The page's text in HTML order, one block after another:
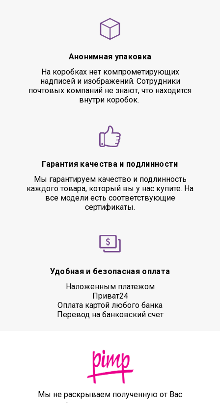
Анонимная упаковка
На коробках нет компрометирующих
надписей и изображений. Сотрудники
почтовых компаний не знают, что находится
внутри коробок.
Гарантия качества и подлинности
Мы гарантируем качество и подлинность
каждого товара, который вы у нас купите. На
все модели есть соответствующие
сертификаты.
Удобная и безопасная оплата
Наложенным платежом
Приват24
Оплата картой любого банка
Перевод на банковский счет
Мы не раскрываем полученную от Вас